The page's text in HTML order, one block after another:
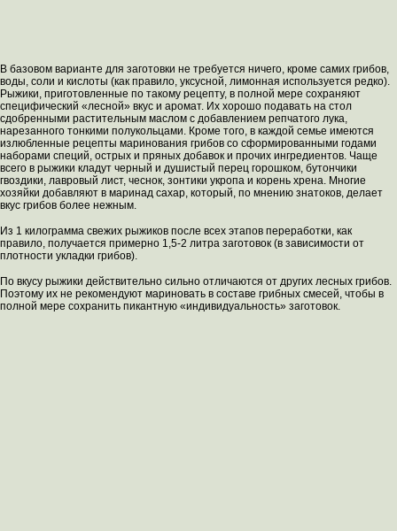
В базовом варианте для заготовки не требуется ничего, кроме самих грибов,
воды, соли и кислоты (как правило, уксусной, лимонная используется редко).
Рыжики, приготовленные по такому рецепту, в полной мере сохраняют
специфический «лесной» вкус и аромат. Их хорошо подавать на стол
сдобренными растительным маслом с добавлением репчатого лука,
нарезанного тонкими полукольцами. Кроме того, в каждой семье имеются
излюбленные рецепты маринования грибов со сформированными годами
наборами специй, острых и пряных добавок и прочих ингредиентов. Чаще
всего в рыжики кладут черный и душистый перец горошком, бутончики
гвоздики, лавровый лист, чеснок, зонтики укропа и корень хрена. Многие
хозяйки добавляют в маринад сахар, который, по мнению знатоков, делает
вкус грибов более нежным.
Из 1 килограмма свежих рыжиков после всех этапов переработки, как
правило, получается примерно 1,5-2 литра заготовок (в зависимости от
плотности укладки грибов).
По вкусу рыжики действительно сильно отличаются от других лесных грибов.
Поэтому их не рекомендуют мариновать в составе грибных смесей, чтобы в
полной мере сохранить пикантную «индивидуальность» заготовок.